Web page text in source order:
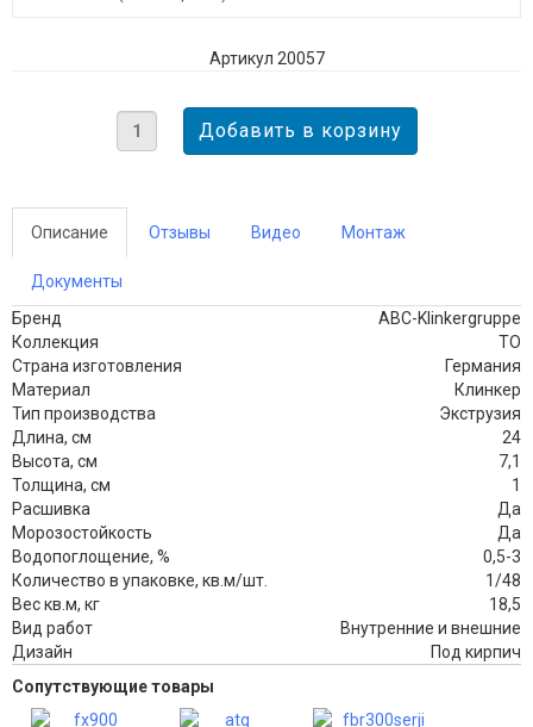
Артикул 20057
Описание Отзывы Видео Монтаж
Документы
Бренд
ABC-Klinkergruppe
Коллекция
TO
Страна изготовления
Германия
Материал
Клинкер
Тип производства
Экструзия
Длина, см
24
Высота, см
7,1
Толщина, см
1
Расшивка
Да
Морозостойкость
Да
Водопоглощение, %
0,5-3
Количество в упаковке, кв.м/шт.
1/48
Вес кв.м, кг
18,5
Вид работ
Внутренние и внешние
Дизайн
Под кирпич
Сопутствующие товары